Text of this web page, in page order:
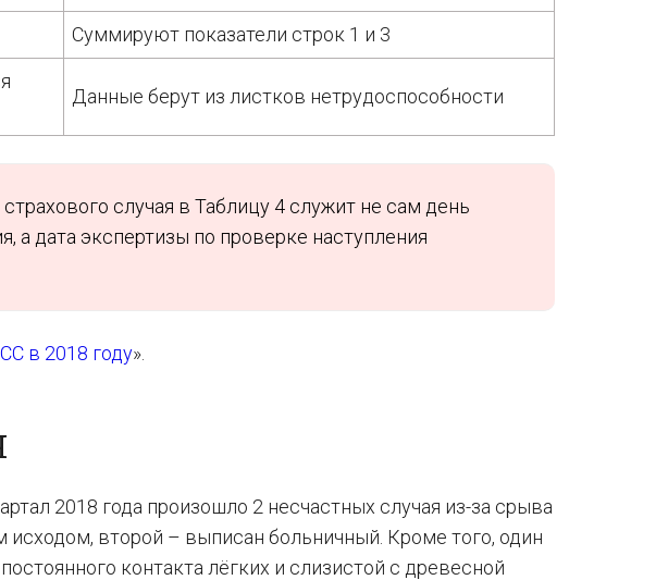
Суммируют показатели строк 1 и 3
Данные берут из листков нетрудоспособности
случая в Таблицу 4 служит не сам день
а дата экспертизы по проверке наступления
в 2018 году».
2018 года произошло 2 несчастных случая из-за срыва
исходом, второй – выписан больничный. Кроме того, один
контакта лёгких и слизистой с древесной